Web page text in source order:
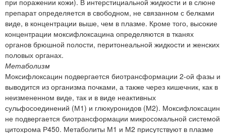
препарат определяется в свободном, не связанном с белками
виде, в концентрации выше, чем в плазме. Кроме того, высокие
концентрации моксифлоксацина определяются в тканях
органов брюшной полости, перитонеальной жидкости и женских
половых органах.
Метаболизм
Моксифлоксацин подвергается биотрансформации 2-ой фазы и
выводится из организма почками, а также через кишечник, как в
неизмененном виде, так и в виде неактивных
сульфосоединений (М1) и глюкуронидов (М2). Моксифлоксацин
не подвергается биотрансформации микросомальной системой
цитохрома Р450. Метаболиты М1 и М2 присутствуют в плазме